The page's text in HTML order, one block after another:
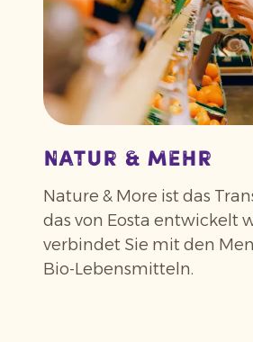
Natur & Mehr
Nature & More ist das
das von Eosta entwickelt
verbindet Sie mit den
Bio-Lebensmitteln.